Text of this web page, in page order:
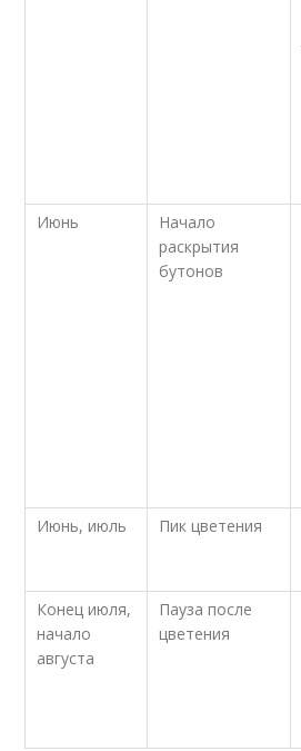
Июнь
Начало
раскрытия
бутонов
Июнь, июль Пик цветения
Конец июля,
начало
августа
Пауза после
цветения